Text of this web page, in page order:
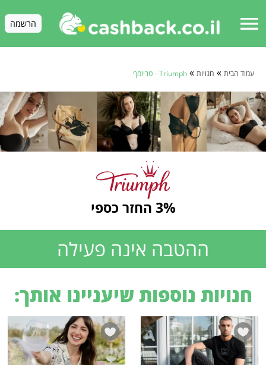
menu הרשמה
עמוד הבית » חנויות » Triumph - טריומף
3% החזר כספי
ההטבה אינה פעילה
חנויות נוספות שיעניינו אותך: